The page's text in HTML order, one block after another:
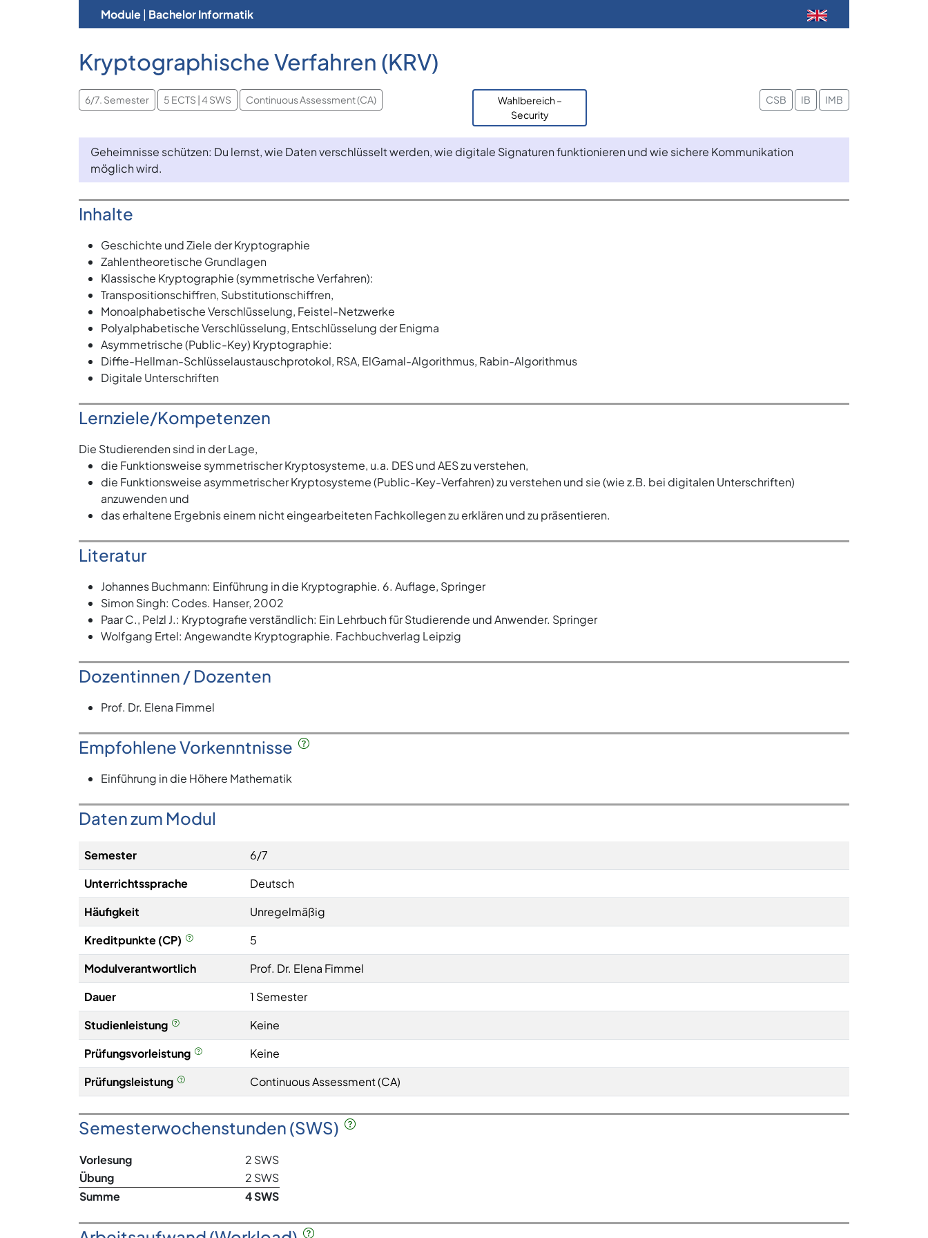
Module| Bachelor Informatik
Kryptographische Verfahren (KRV)
6/7. Semester 5 ECTS | 4 SWS Continuous Assessment (CA)
Wahlbereich –
Security
CSB IB IMB
Geheimnisse schützen: Du lernst, wie Daten verschlüsselt werden, wie digitale Signaturen funktionieren und wie sichere Kommunikation
möglich wird.
Inhalte
Geschichte und Ziele der Kryptographie
Zahlentheoretische Grundlagen
Klassische Kryptographie (symmetrische Verfahren):
Transpositionschiffren, Substitutionschiffren,
Monoalphabetische Verschlüsselung, Feistel-Netzwerke
Polyalphabetische Verschlüsselung, Entschlüsselung der Enigma
Asymmetrische (Public-Key) Kryptographie:
Diffie-Hellman-Schlüsselaustauschprotokol, RSA, ElGamal-Algorithmus, Rabin-Algorithmus
Digitale Unterschriften
Lernziele/Kompetenzen
Die Studierenden sind in der Lage,
die Funktionsweise symmetrischer Kryptosysteme, u.a. DES und AES zu verstehen,
die Funktionsweise asymmetrischer Kryptosysteme (Public-Key-Verfahren) zu verstehen und sie (wie z.B. bei digitalen Unterschriften)
anzuwenden und
das erhaltene Ergebnis einem nicht eingearbeiteten Fachkollegen zu erklären und zu präsentieren.
Literatur
Johannes Buchmann: Einführung in die Kryptographie. 6. Auflage, Springer
Simon Singh: Codes. Hanser, 2002
Paar C., Pelzl J.: Kryptografie verständlich: Ein Lehrbuch für Studierende und Anwender. Springer
Wolfgang Ertel: Angewandte Kryptographie. Fachbuchverlag Leipzig
Dozentinnen / Dozenten
Prof. Dr. Elena Fimmel
Empfohlene Vorkenntnisse
Einführung in die Höhere Mathematik
Daten zum Modul
Semester
6/7
Unterrichtssprache
Deutsch
Häufigkeit
Unregelmäßig
Kreditpunkte (CP)
5
Modulverantwortlich
Prof. Dr. Elena Fimmel
Dauer
1 Semester
Studienleistung
Keine
Prüfungsvorleistung
Keine
Prüfungsleistung
Continuous Assessment (CA)
Semesterwochenstunden (SWS)
Vorlesung
2 SWS
Übung
2 SWS
Summe
4 SWS